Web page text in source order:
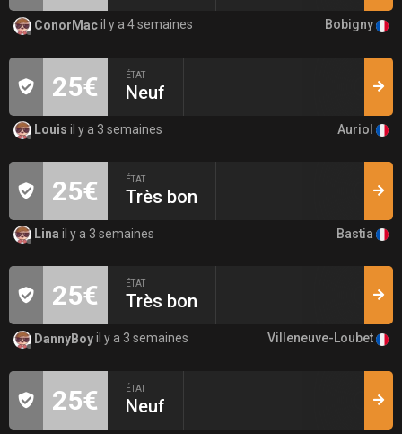
ConorMacil y a 4 semaines Bobigny
25€ ÉTAT
Neuf
Louis il y a 3 semaines Auriol
25€ ÉTAT
Très bon
Lina il y a 3 semaines Bastia
25€ ÉTAT
Très bon
DannyBoyil y a 3 semaines Villeneuve-Loubet
25€ ÉTAT
Neuf